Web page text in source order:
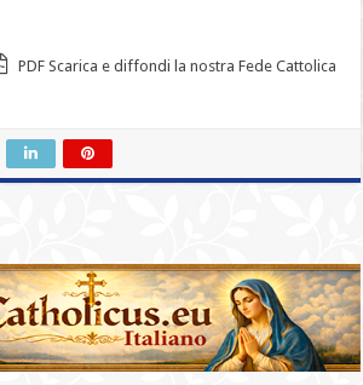
PDF Scarica e diffondi la nostra Fede Cattolica